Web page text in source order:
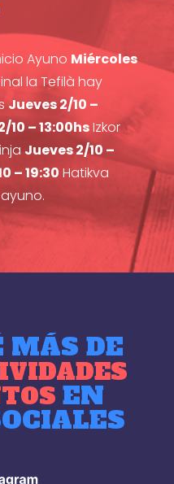
Ayuno Miércoles
la Tefilà hay
Jueves 2/10 –
10 – 13:00hsIzkor
Jueves 2/10 –
– 19:30 Hatikva
MÁS DE
EN